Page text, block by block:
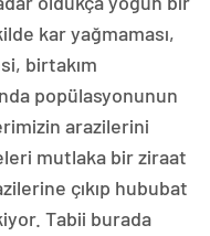
kar yağmaması,
birtakım
popülasyonunun
arazilerini
mutlaka bir ziraat
çıkıp hububat
Tabii burada